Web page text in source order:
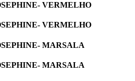
VERMELHO
VERMELHO
MARSALA
MARSALA